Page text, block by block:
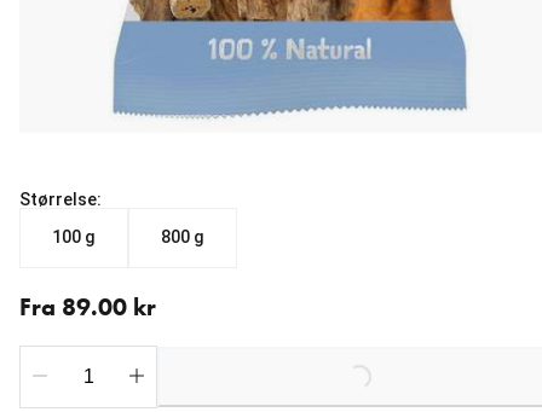
Størrelse:
100 g
800 g
Fra 89.00 kr
Loading...